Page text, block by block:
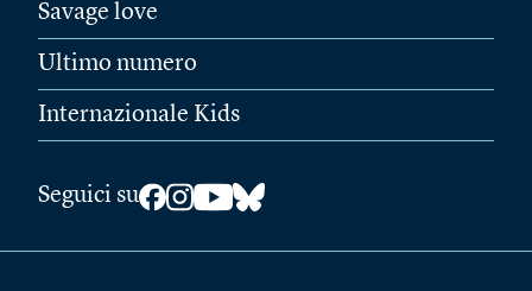
Savage love
Ultimo numero
Internazionale Kids
Seguici su